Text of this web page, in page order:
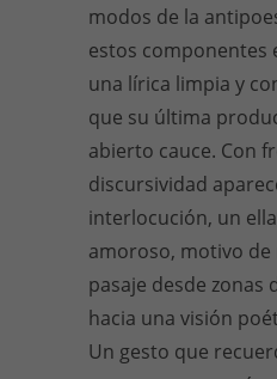
modos de la
estos componentes
una lírica limpia y
que su última
abierto cauce. Con
discursividad
interlocución, un
amoroso, motivo de
pasaje desde zonas
hacia una visión
Un gesto que